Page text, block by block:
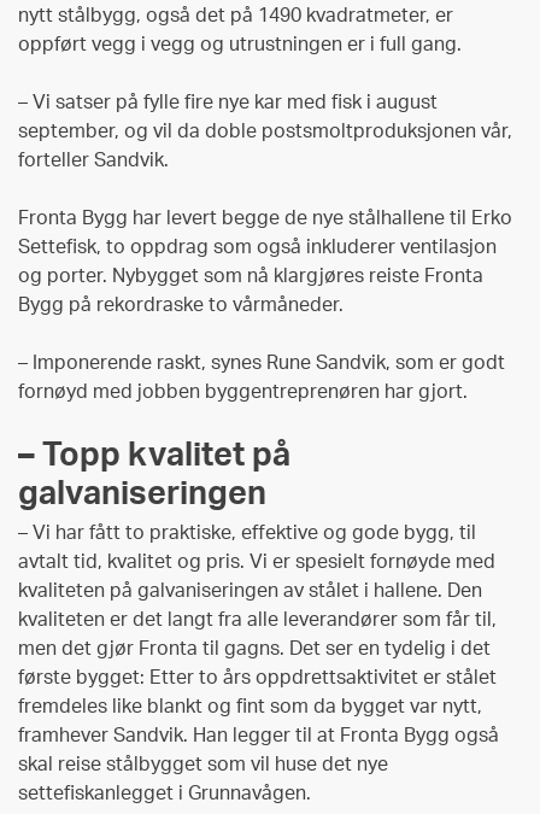
nytt stålbygg, også det på 1490 kvadratmeter, er
oppført vegg i vegg og utrustningen er i full gang.
– Vi satser på fylle fire nye kar med fisk i august
september, og vil da doble postsmoltproduksjonen vår,
forteller Sandvik.
Fronta Bygg har levert begge de nye stålhallene til Erko
Settefisk, to oppdrag som også inkluderer ventilasjon
og porter. Nybygget som nå klargjøres reiste Fronta
Bygg på rekordraske to vårmåneder.
– Imponerende raskt, synes Rune Sandvik, som er godt
fornøyd med jobben byggentreprenøren har gjort.
– Topp kvalitet på
galvaniseringen
– Vi har fått to praktiske, effektive og gode bygg, til
avtalt tid, kvalitet og pris. Vi er spesielt fornøyde med
kvaliteten på galvaniseringen av stålet i hallene. Den
kvaliteten er det langt fra alle leverandører som får til,
men det gjør Fronta til gagns. Det ser en tydelig i det
første bygget: Etter to års oppdrettsaktivitet er stålet
fremdeles like blankt og fint som da bygget var nytt,
framhever Sandvik. Han legger til at Fronta Bygg også
skal reise stålbygget som vil huse det nye
settefiskanlegget i Grunnavågen.